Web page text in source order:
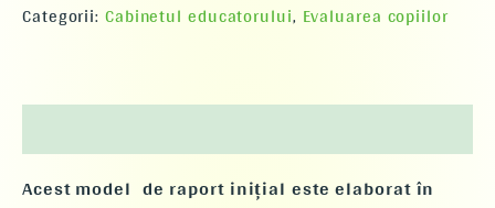
Categorii: Cabinetul educatorului, Evaluarea copiilor
Acest model de raport inițial este elaborat în